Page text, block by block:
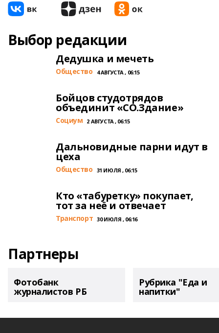
Выбор редакции
Дедушка и мечеть
Общество 4 АВГУСТА , 06:15
Бойцов студотрядов
объединит «СО.Здание»
Cоциум 2 АВГУСТА , 06:15
Дальновидные парни идут в
цеха
Общество 31 ИЮЛЯ , 06:15
Кто «табуретку» покупает,
тот за неё и отвечает
Транспорт 30 ИЮЛЯ , 06:16
Партнеры
Фотобанк
журналистов РБ
Рубрика "Еда и
напитки"